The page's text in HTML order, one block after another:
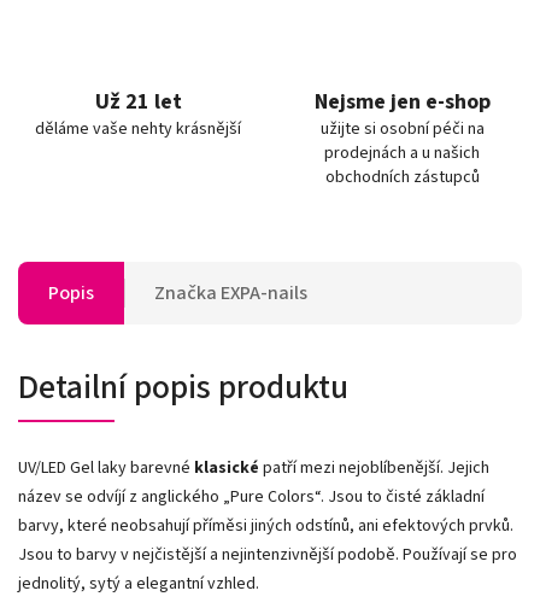
Už 21 let
děláme vaše nehty krásnější
Nejsme jen e-shop
užijte si osobní péči na
prodejnách a u našich
obchodních zástupců
Popis Značka EXPA-nails
Detailní popis produktu
UV/LED Gel laky barevné klasické patří mezi nejoblíbenější. Jejich
název se odvíjí z anglického „Pure Colors“. Jsou to čisté základní
barvy, které neobsahují příměsi jiných odstínů, ani efektových prvků.
Jsou to barvy v nejčistější a nejintenzivnější podobě. Používají se pro
jednolitý, sytý a elegantní vzhled.